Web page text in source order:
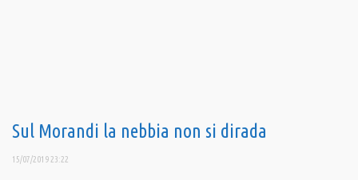
Sul Morandi la nebbia non si dirada
15/07/2019 23:22